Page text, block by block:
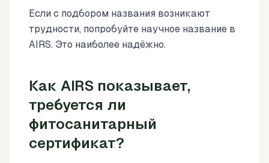
Если с подбором названия возникают
трудности, попробуйте научное название в
AIRS. Это наиболее надёжно.
Как AIRS показывает,
требуется ли
фитосанитарный
сертификат?